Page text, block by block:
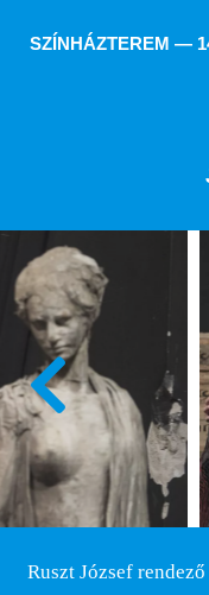
SZÍNHÁZTEREM —
Ruszt József